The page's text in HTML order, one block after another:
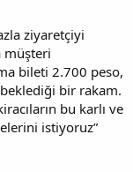
ziyaretçiyi
müşteri
bileti 2.700 peso,
bir rakam.
bu karlı ve
istiyoruz”